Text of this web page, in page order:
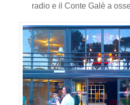
radio e il Conte Galè a